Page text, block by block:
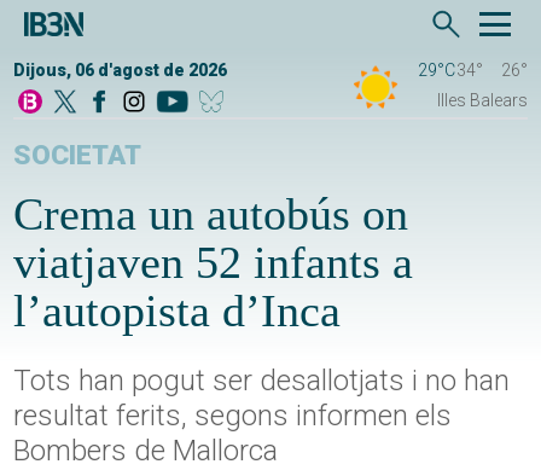
Dijous, 06 d'agost de 2026 29°C34°
26°
Illes Balears
SOCIETAT
Crema un autobús on
viatjaven 52 infants a
l’autopista d’Inca
Tots han pogut ser desallotjats i no han
resultat ferits, segons informen els
Bombers de Mallorca